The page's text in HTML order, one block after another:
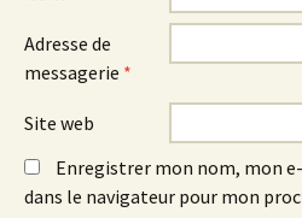
Adresse de
messagerie *
Site web
Enregistrer mon nom, mon
dans le navigateur pour mon